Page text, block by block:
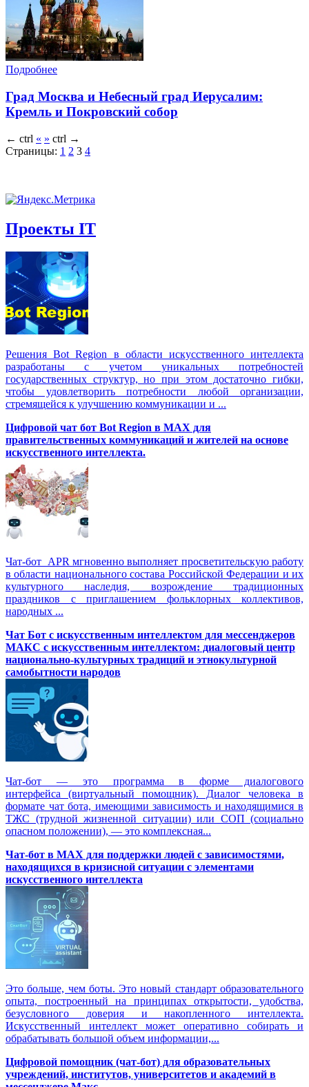
Подробнее
Град Москва и Небесный град Иерусалим:
Кремль и Покровский собор
← ctrl « » ctrl →
Страницы: 1 2 3 4
Проекты IT
Решения Вot Region в области искусственного интеллекта
разработаны с учетом уникальных потребностей
государственных структур, но при этом достаточно гибки,
чтобы удовлетворить потребности любой организации,
стремящейся к улучшению коммуникации и ...
Цифровой чат бот Вot Region в MAX для
правительственных коммуникаций и жителей на основе
искусственного интеллекта.
Чат-бот APR мгновенно выполняет просветительскую работу
в области национального состава Российской Федерации и их
культурного наследия, возрождение традиционных
праздников с приглашением фольклорных коллективов,
народных ...
Чат Бот с искусственным интеллектом для мессенджеров
МАКС с искусственным интеллектом: диалоговый центр
национально-культурных традиций и этнокультурной
самобытности народов
Чат-бот — это программа в форме диалогового
интерфейса (виртуальный помощник). Диалог человека в
формате чат бота, имеющими зависимость и находящимися в
ТЖС (трудной жизненной ситуации) или СОП (социально
опасном положении), — это комплексная...
Чат-бот в MAX для поддержки людей с зависимостями,
находящихся в кризисной ситуации с элементами
искусственного интеллекта
Это больше, чем боты. Это новый стандарт образовательного
опыта, построенный на принципах открытости, удобства,
безусловного доверия и накопленного интеллекта.
Искусственный интеллект может оперативно собирать и
обрабатывать большой объем информации,...
Цифровой помощник (чат-бот) для образовательных
учреждений, институтов, университетов и академий в